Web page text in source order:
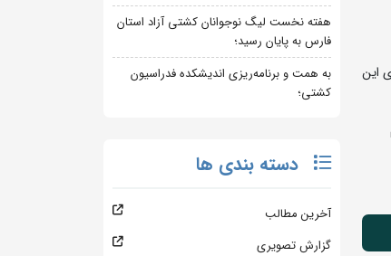
این
هفته نخست لیگ نوجوانان کشتی آزاد استان
فارس به پایان رسید؛
به همت و برنامه‌ریزی اندیشکده فدراسیون
کشتی؛
دسته بندی ها
آخرین مطالب
گزارش تصویری